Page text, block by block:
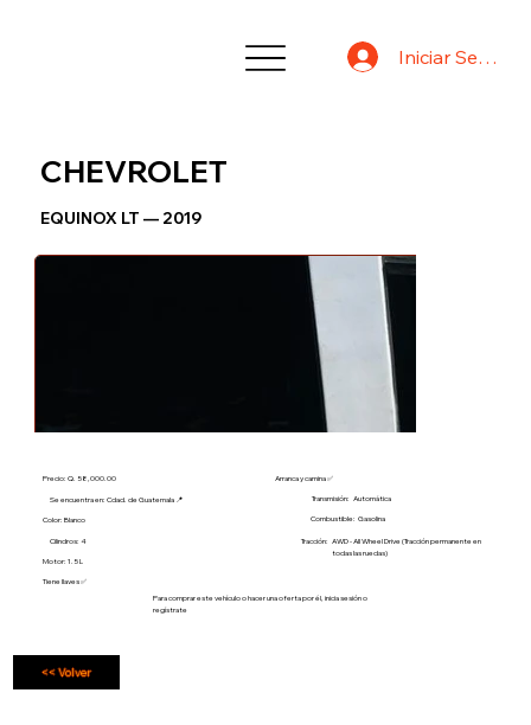
Iniciar Sesión
Color: Blanco
Motor: 1.5 L
Transmisión:
Combustible:
Tracción:
Automática
AWD - All Wheel Drive (Tracción permanente en
todas las ruedas)
Gasolina
Tiene llaves ✅
Arranca y camina ✅
Precio: Q. 58,000.00
Se encuentra en: Cdad. de Guatemala 📍
Cilindros: 4
<< Volver
Para comprar este vehículo o hacer una oferta por él, inicia sesión o
regístrate
CHEVROLET
EQUINOX LT — 2019